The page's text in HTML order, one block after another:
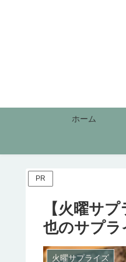
ホーム
PR
【火曜サ
也のサプラ
火曜サプライズ